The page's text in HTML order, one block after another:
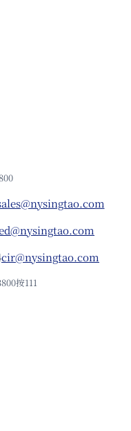
cir@nysingtao.com
按111